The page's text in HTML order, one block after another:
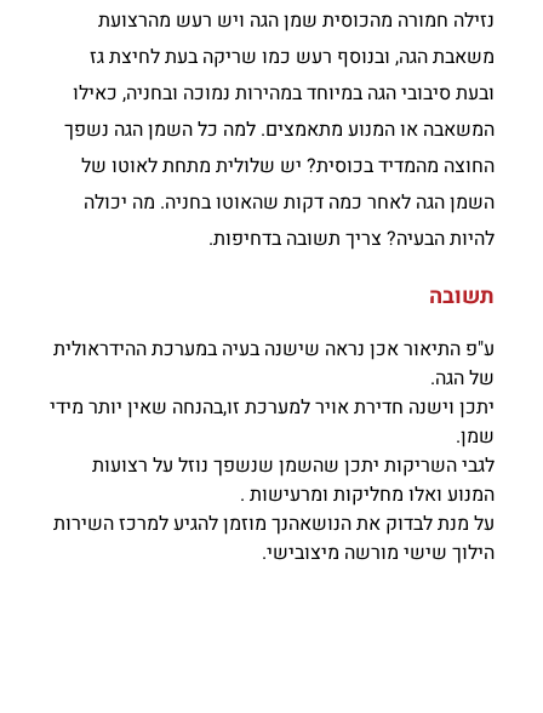
נזילה חמורה מהכוסית שמן הגה ויש רעש מהרצועת
משאבת הגה, ובנוסף רעש כמו שריקה בעת לחיצת גז
ובעת סיבובי הגה במיוחד במהירות נמוכה ובחניה, כאילו
המשאבה או המנוע מתאמצים. למה כל השמן הגה נשפך
החוצה מהמדיד בכוסית? יש שלולית מתחת לאוטו של
השמן הגה לאחר כמה דקות שהאוטו בחניה. מה יכולה
להיות הבעיה? צריך תשובה בדחיפות.
תשובה
ע"פ התיאור אכן נראה שישנה בעיה במערכת ההידראולית
של הגה.
יתכן וישנה חדירת אויר למערכת זו,בהנחה שאין יותר מידי
שמן.
לגבי השריקות יתכן שהשמן שנשפך נוזל על רצועות
המנוע ואלו מחליקות ומרעישות .
על מנת לבדוק את הנושאהנך מוזמן להגיע למרכז השירות
הילוך שישי מורשה מיצובישי.